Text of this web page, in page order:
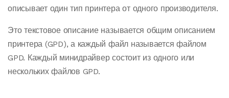
описывает один тип принтера от одного производителя.
Это текстовое описание называется общим описанием
принтера (GPD), а каждый файл называется файлом
GPD. Каждый минидрайвер состоит из одного или
нескольких файлов GPD.